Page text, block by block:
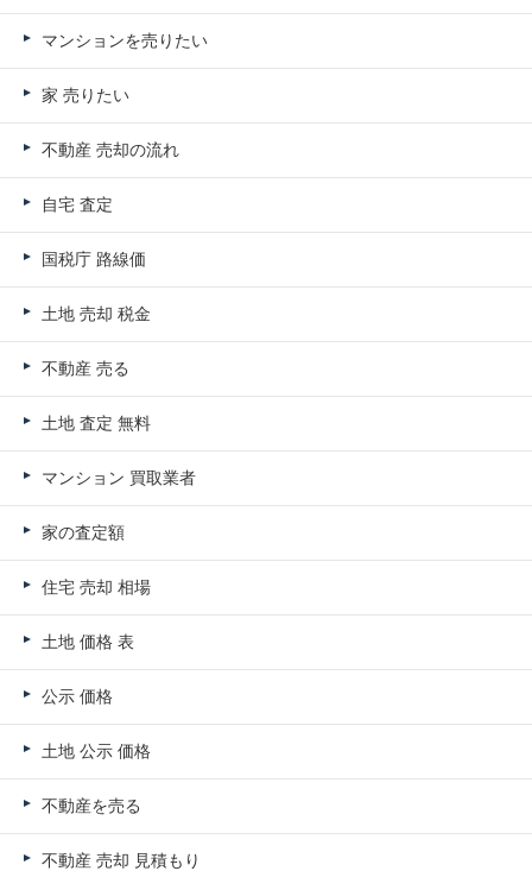
マンションを売りたい
家 売りたい
不動産 売却の流れ
自宅 査定
国税庁 路線価
土地 売却 税金
不動産 売る
土地 査定 無料
マンション 買取業者
家の査定額
住宅 売却 相場
土地 価格 表
公示 価格
土地 公示 価格
不動産を売る
不動産 売却 見積もり